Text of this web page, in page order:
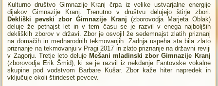
Kulturno društvo Gimnazije Kranj črpa iz velike ustvarjalne energije
dijakov Gimnazije Kranj. Trenutno v društvu delujejo štirje zbori.
Dekliški pevski zbor Gimnazije Kranj (zborovodja Marjeta Oblak)
deluje že petnajst let in v tem času se je razvil v enega najboljših
dekliških zborov v državi. Zbor je osvojil že sedemnajst zlatih priznanj
na domačih in mednarodnih tekmovanjih. Zadnja uspeha sta bila zlato
priznanje na tekmovanju v Pragi 2017 in zlato priznanje na državni reviji
v Zagorju. Tretje leto deluje Mešani mladinski zbor Gimnazije Kranj
(zborovodja Erik Šmid), ki se je razvil iz nekdanje Fantovske vokalne
skupine pod vodstvom Barbare Kušar. Zbor kaže hiter napredek in
vključuje okoli štirideset pevcev.